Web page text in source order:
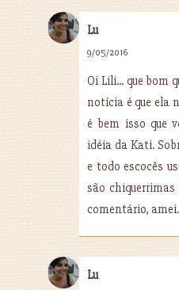
Lu
9/05/2016
Oi Lili... que bom
notícia é que ela
é bem isso que
idéia da Kati.
e todo escocês
são
comentário, amei.
Lu